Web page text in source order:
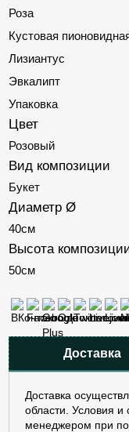
Гипсофилы
Ромашки
Герберы
Кустовые розы
Альстромерии
Гортензии
Лизиантусы
Орхидеи
Пионы
Роза
Кустовая
Лизиантус
Эвкалипт
Упаковка
Цвет
Розовый
Вид композиции
Букет
Диаметр Ø
40см
Высота
50см
Доставка
Доставка
области. Условия и
менеджером при